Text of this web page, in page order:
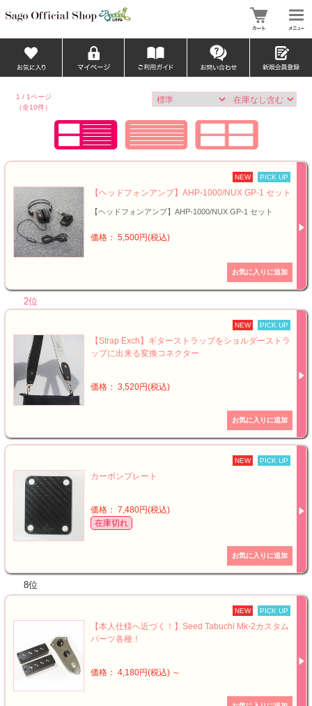
1 / 1ページ
（全10件）
NEW PICK UP
【ヘッドフォンアンプ】AHP-1000/NUX GP-1 セット
【ヘッドフォンアンプ】AHP-1000/NUX GP-1 セット
価格： 5,500円(税込)
2位
NEW PICK UP
【Strap Exch】ギターストラップをショルダーストラ
ップに出来る変換コネクター
価格： 3,520円(税込)
NEW PICK UP
カーボンプレート
価格： 7,480円(税込)
在庫切れ
8位
NEW PICK UP
【本人仕様へ近づく！】Seed Tabuchi Mk-2カスタム
パーツ各種！
価格： 4,180円(税込) ～